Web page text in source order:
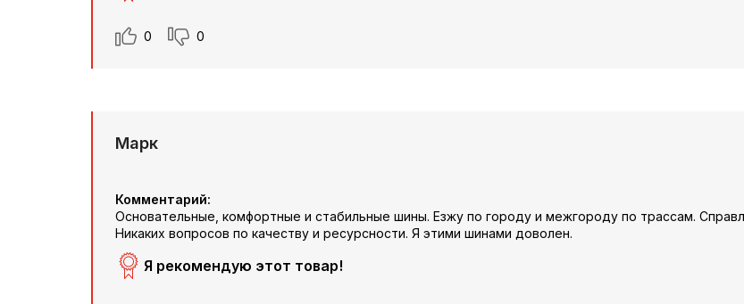
0 0
Марк
Комментарий:
Основательные, комфортные и стабильные шины. Езжу по городу и межгороду по трассам.
Никаких вопросов по качеству и ресурсности. Я этими шинами доволен.
Я рекомендую этот товар!